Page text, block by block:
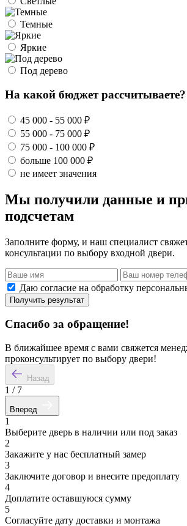
Темные
Яркие
Под дерево
На какой бюджет рассчитываете?
45 000 - 55 000 ₽
55 000 - 75 000 ₽
75 000 - 100 000 ₽
больше 100 000 ₽
не имеет значения
Мы получили данные и
подсчетам
Заполните форму, и наш специалист
консультации по выбору входной двери.
Даю согласие на обработку
Получить результат
Спасибо за обращение!
В ближайшее время с вами свяжется
проконсультирует по выбору двери!
Назад
1 / 7
Вперед
1
Выберите дверь в наличии или под заказ
2
Закажите у нас бесплатный замер
3
Заключите договор и внесите предоплату
4
Доплатите оставшуюся сумму
5
Согласуйте дату доставки и монтажа